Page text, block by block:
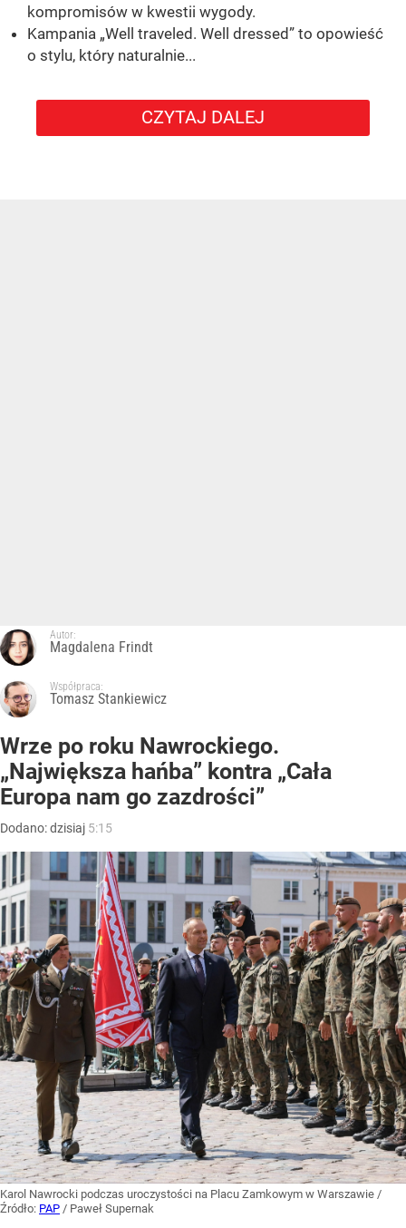
kompromisów w kwestii wygody.
Kampania „Well traveled. Well dressed” to opowieść
o stylu, który naturalnie...
CZYTAJ DALEJ
Autor:
Magdalena Frindt
Współpraca:
Tomasz Stankiewicz
Wrze po roku Nawrockiego.
„Największa hańba” kontra „Cała
Europa nam go zazdrości”
Dodano:dzisiaj 5:15
Karol Nawrocki podczas uroczystości na Placu Zamkowym w Warszawie /
Źródło: PAP / Paweł Supernak